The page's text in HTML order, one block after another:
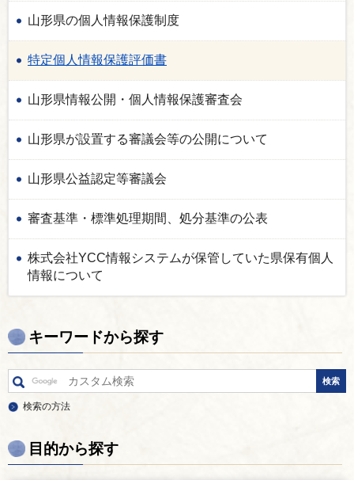
山形県の個人情報保護制度
特定個人情報保護評価書
山形県情報公開・個人情報保護審査会
山形県が設置する審議会等の公開について
山形県公益認定等審議会
審査基準・標準処理期間、処分基準の公表
株式会社YCC情報システムが保管していた県保有個人
情報について
キーワードから探す
検索の方法
目的から探す